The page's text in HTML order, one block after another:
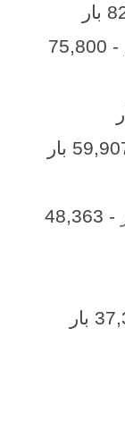
- 75,800
- 48,363